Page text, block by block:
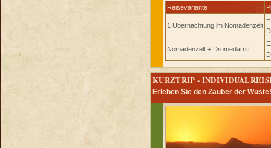
Reisevariante
1 Übernachtung im Nomadenzelt
Nomadenzelt + Dromedarritt
KURZTRIP -
Erleben Sie den Zauber der Wüste!